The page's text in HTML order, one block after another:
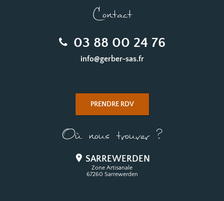
Contact
03 88 00 24 76
info@gerber-sas.fr
PRENDRE RDV
Où nous trouver ?
SARREWERDEN
Zone Artisanale
67260 Sarrewerden